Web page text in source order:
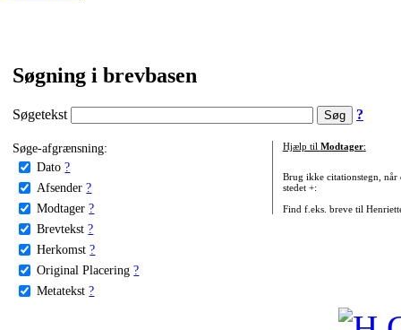
Søgning i brevbasen
Søgetekst ?
Søge-afgrænsning:
Dato ?
Afsender ?
Modtager ?
Brevtekst ?
Herkomst ?
Original Placering ?
Metatekst ?
Hjælp til Modtager:
Brug ikke citationstegn, når
stedet +:
Find f.eks. breve til